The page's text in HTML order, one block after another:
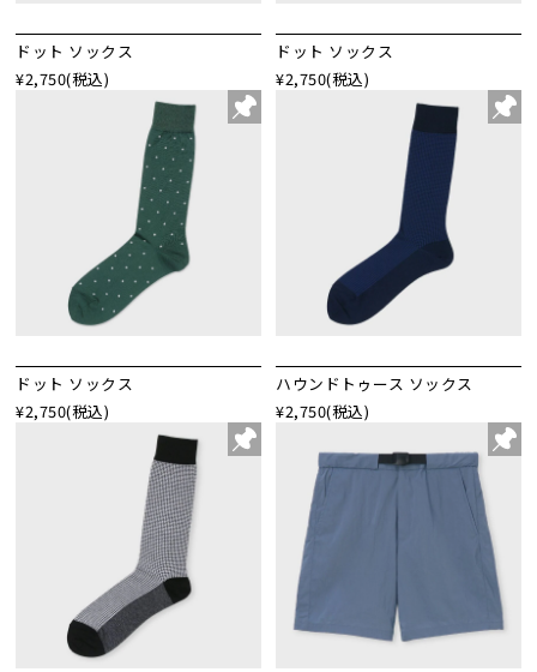
ドット ソックス
¥2,750(税込)
ドット ソックス
¥2,750(税込)
ドット ソックス
¥2,750(税込)
ハウンドトゥース ソックス
¥2,750(税込)